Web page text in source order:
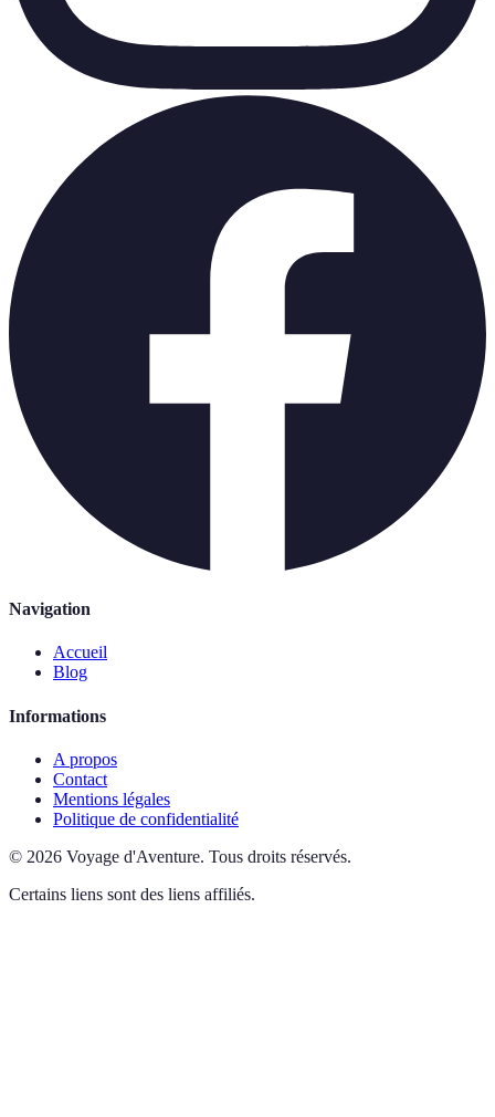
Navigation
Accueil
Blog
Informations
A propos
Contact
Mentions légales
Politique de confidentialité
© 2026 Voyage d'Aventure. Tous droits réservés.
Certains liens sont des liens affiliés.